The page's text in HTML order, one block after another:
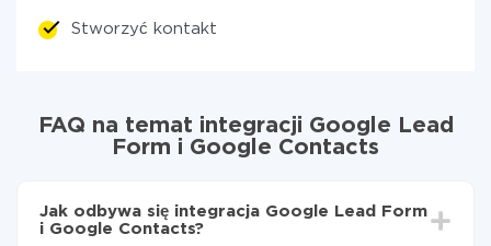
Stworzyć kontakt
FAQ na temat integracji Google Lead
Form i Google Contacts
Jak odbywa się integracja Google Lead Form
i Google Contacts?